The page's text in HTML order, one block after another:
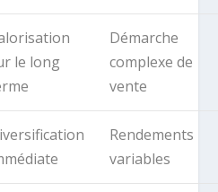
le long
Démarche
complexe de
vente
Rendements
variables